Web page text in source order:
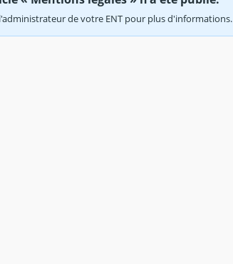
de votre ENT pour plus d'informations.